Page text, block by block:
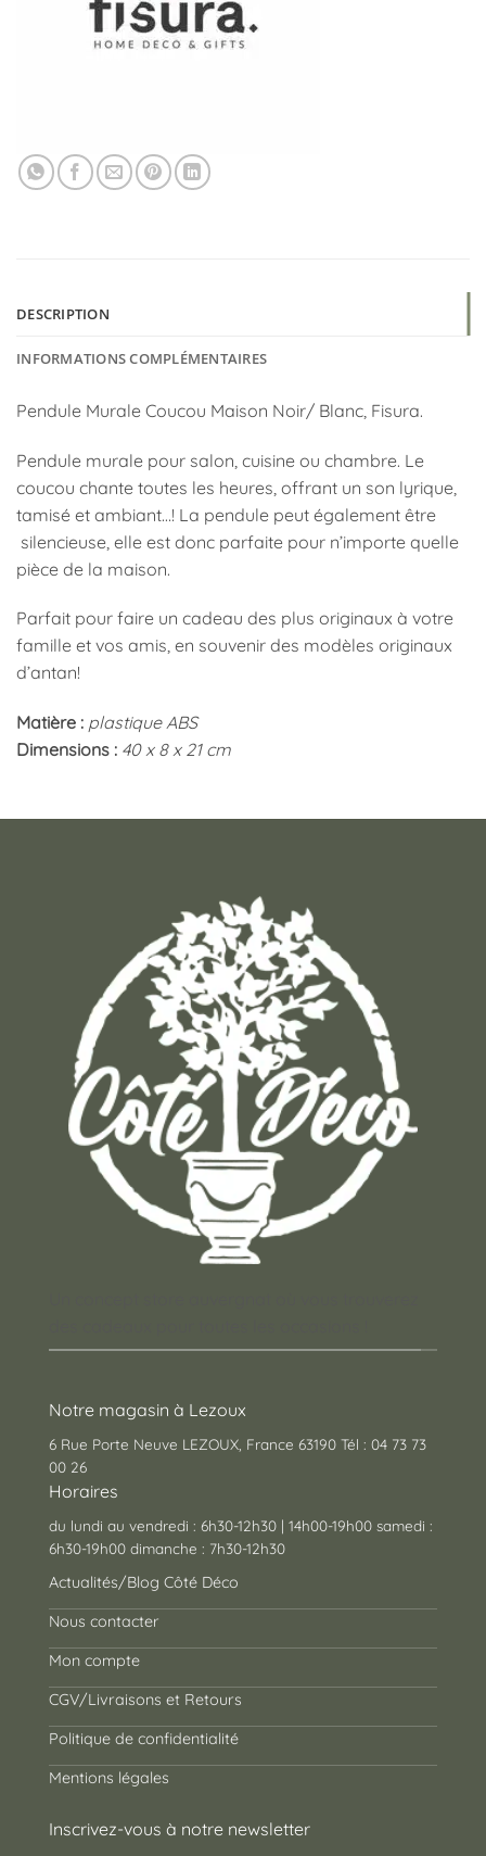
DESCRIPTION
INFORMATIONS COMPLÉMENTAIRES
Pendule Murale Coucou Maison Noir/ Blanc, Fisura.
Pendule murale pour salon, cuisine ou chambre. Le
coucou chante toutes les heures, offrant un son lyrique,
tamisé et ambiant…! La pendule peut également être
silencieuse, elle est donc parfaite pour n’importe quelle
pièce de la maison.
Parfait pour faire un cadeau des plus originaux à votre
famille et vos amis, en souvenir des modèles originaux
d’antan!
Matière : plastique ABS
Dimensions : 40 x 8 x 21 cm
Notre magasin à Lezoux
6 Rue Porte Neuve LEZOUX, France 63190 Tél : 04 73 73
00 26
Horaires
du lundi au vendredi : 6h30-12h30 | 14h00-19h00 samedi :
6h30-19h00 dimanche : 7h30-12h30
Actualités/Blog Côté Déco
Nous contacter
Mon compte
CGV/Livraisons et Retours
Politique de confidentialité
Mentions légales
Inscrivez-vous à notre newsletter